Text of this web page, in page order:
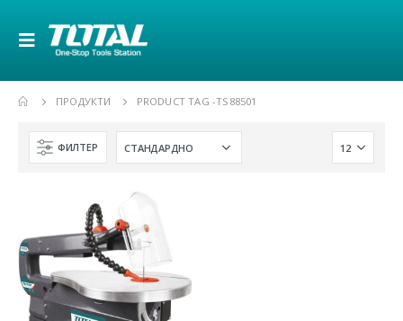
ПРОДУКТИ PRODUCT TAG -TS88501
ФИЛТЕР